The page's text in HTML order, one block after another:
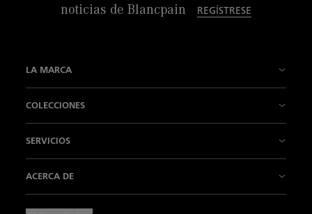
noticias de Blancpain
REGÍSTRESE
LA MARCA
Nuestras Fábricas
Nuestra Tradición es la innovación
COLECCIONES
Air Command
Villeret
SERVICIOS
Contacto
ACERCA DE